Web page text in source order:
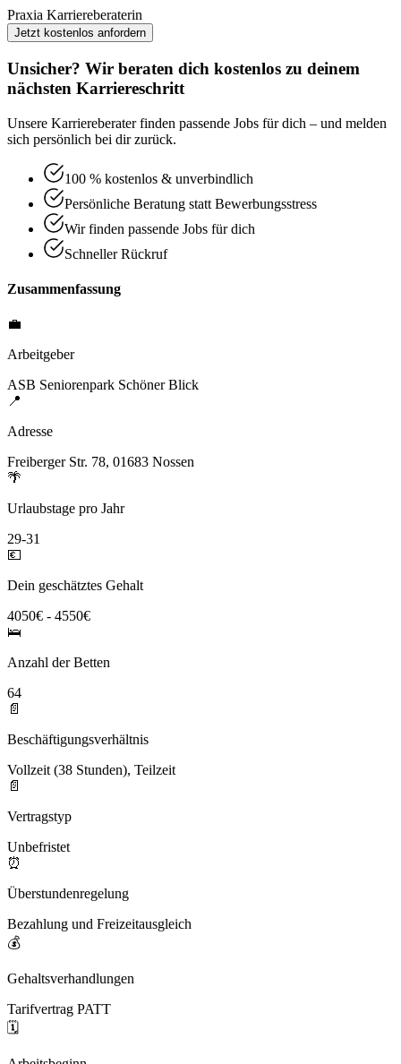
Praxia Karriereberaterin
Jetzt kostenlos anfordern
Unsicher? Wir beraten dich kostenlos zu deinem
nächsten Karriereschritt
Unsere Karriereberater finden passende Jobs für dich – und melden
sich persönlich bei dir zurück.
100 % kostenlos & unverbindlich
Persönliche Beratung statt Bewerbungsstress
Wir finden passende Jobs für dich
Schneller Rückruf
Zusammenfassung
💼
Arbeitgeber
ASB Seniorenpark Schöner Blick
📍
Adresse
Freiberger Str. 78, 01683 Nossen
🌴
Urlaubstage pro Jahr
29-31
💶
Dein geschätztes Gehalt
4050€ - 4550€
🛌
Anzahl der Betten
64
📄
Beschäftigungsverhältnis
Vollzeit (38 Stunden), Teilzeit
📄
Vertragstyp
Unbefristet
⏰
Überstundenregelung
Bezahlung und Freizeitausgleich
💰
Gehaltsverhandlungen
Tarifvertrag PATT
🗓️